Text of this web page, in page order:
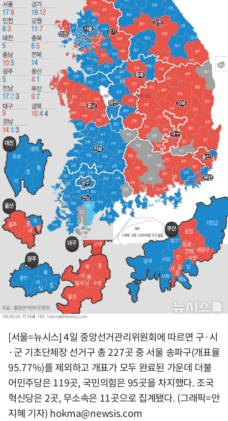
[서울=뉴시스] 4일 중앙선거관리위원회에 따르면 구·시
·군 기초단체장 선거구 총 227곳 중 서울 송파구(개표율
95.77%)를 제외하고 개표가 모두 완료된 가운데 더불
어민주당은 119곳, 국민의힘은 95곳을 차지했다. 조국
혁신당은 2곳, 무소속은 11곳으로 집계됐다. (그래픽=안
지혜 기자) hokma@newsis.com